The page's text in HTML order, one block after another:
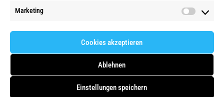
Marketing
Cookies akzeptieren
Ablehnen
Einstellungen speichern
Cookie-Richtlinie (EU)